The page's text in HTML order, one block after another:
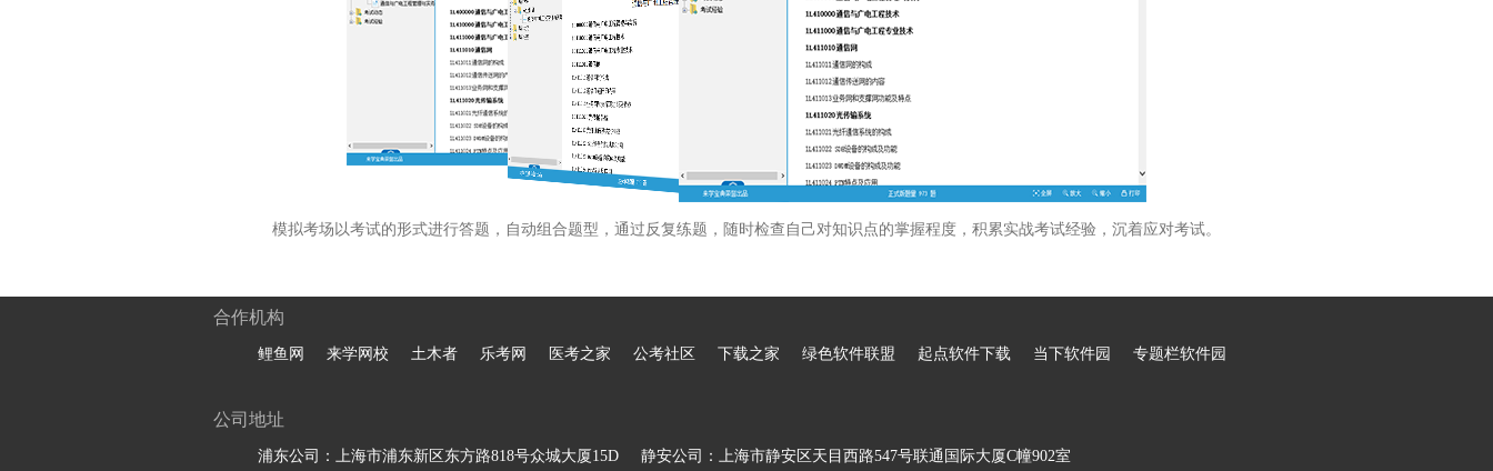
模拟考场以考试的形式进行答题，自动组合题型，通过反复练题，随时检查自己对知识点的掌握程度，积累实战考试经验，沉着应对考试。
合作机构
鲤鱼网 来学网校 土木者 乐考网 医考之家 公考社区 下载之家 绿色软件联盟 起点软件下载 当下软件园 专题栏软件园
公司地址
浦东公司：上海市浦东新区东方路818号众城大厦15D 静安公司：上海市静安区天目西路547号联通国际大厦C幢902室